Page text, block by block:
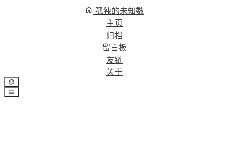
孤独的未知数
主页
归档
留言板
友链
关于